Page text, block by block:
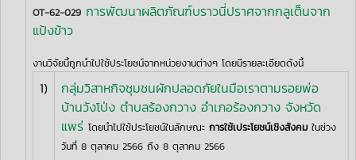
OT-62-029 การพัฒนาผลิตภัณฑ์บราวนี่ปราศจากกลูเต็นจาก
แป้งข้าว
งานวิจัยนี้ถูกนำไปใช้ประโยชน์จากหน่วยงานต่างๆ โดยมีรายละเอียดดังนี้
1)
กลุ่มวิสาหกิจชุมชนผักปลอดภัยในมือเราตามรอยพ่อ
บ้านวังโป่ง ตำบลร้องกวาง อำเภอร้องกวาง จังหวัด
แพร่ โดยนำไปใช้ประโยชน์ในลักษณะ การใช้เประโยชน์เชิงสังคม ในช่วง
วันที่ 8 ตุลาคม 2566 ถึง 8 ตุลาคม 2566